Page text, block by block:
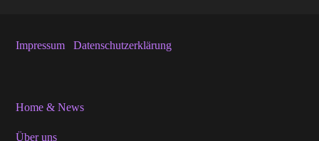
Impressum Datenschutzerklärung
Home & News
Über uns